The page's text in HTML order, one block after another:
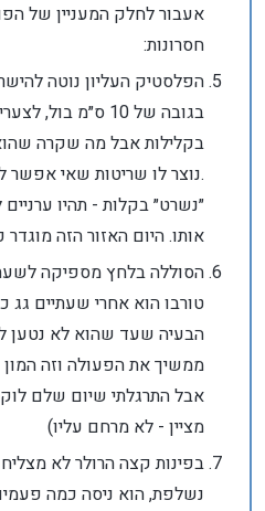
אעבור לחלק המעניין של
חסרונות:
הפלסטיק העליון נוטה
בגובה של 10 ס״מ
בקלילות אבל מה שקרה
.נוצר לו שריטות שאי אפשר
״נשרט״ בקלות - תהיו
אותו. היום האזור הזה מוגדר
הסוללה בלחץ מספיקה
טורבו הוא אחרי שעתיים גג
ממשיך את הפעולה וזה
אבל התרגלתי שיום שלם
מציין - לא מרחם עליו)
בפינות קצה הרולר לא
נשלפת, הוא ניסה כמה